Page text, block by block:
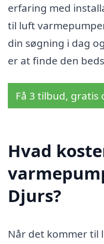
erfaring med
til luft
din søgning i dag
er at finde den
Få 3 tilbud,
Hvad
Djurs?
Når det kommer til